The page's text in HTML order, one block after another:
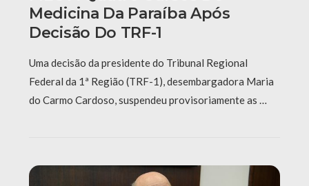
Medicina Da Paraíba Após
Decisão Do TRF-1
Uma decisão da presidente do Tribunal Regional
Federal da 1ª Região (TRF-1), desembargadora Maria
do Carmo Cardoso, suspendeu provisoriamente as …